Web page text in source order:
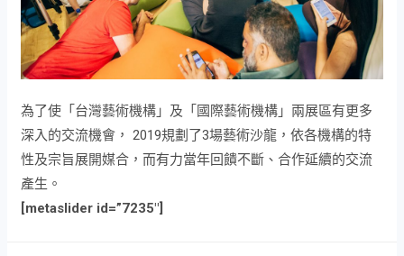
為了使「台灣藝術機構」及「國際藝術機構」兩展區有更多
深入的交流機會， 2019規劃了3場藝術沙龍，依各機構的特
性及宗旨展開媒合，而有力當年回饋不斷、合作延續的交流
產生。
[metaslider id=”7235″]